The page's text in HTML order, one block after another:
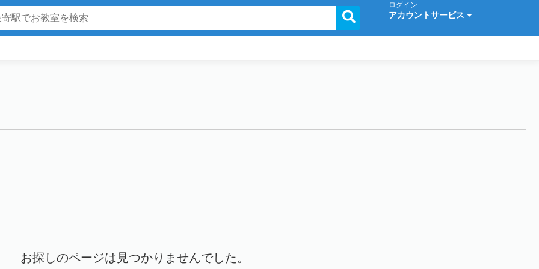
ログイン
アカウントサービス
お探しのページは見つかりませんでした。